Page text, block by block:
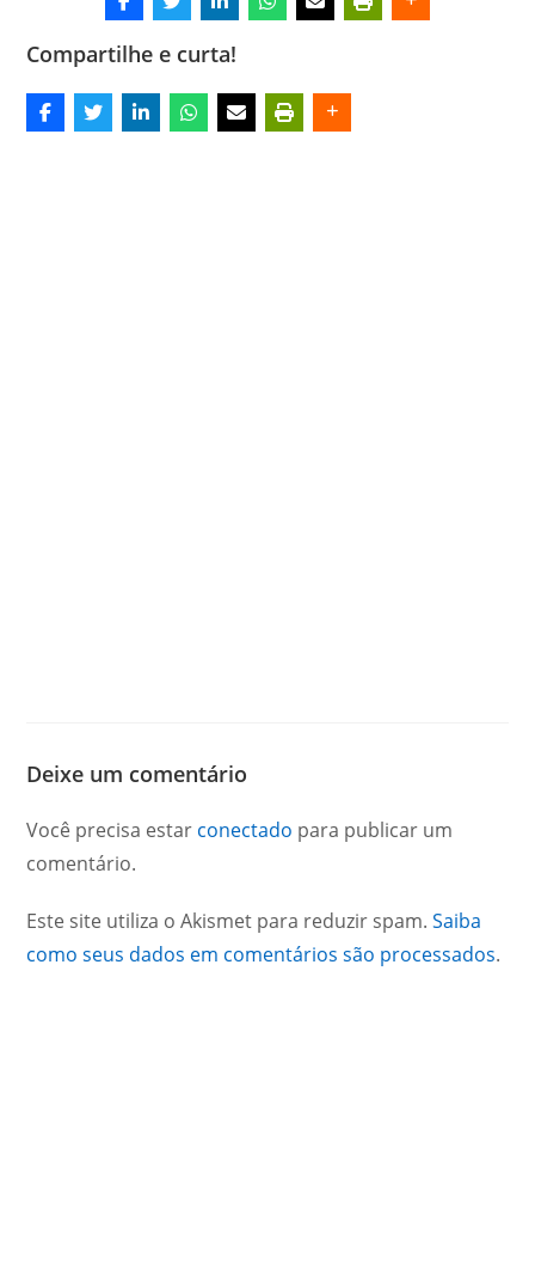
Compartilhe e curta!
Deixe um comentário
Você precisa estar conectado para publicar um
comentário.
Este site utiliza o Akismet para reduzir spam.Saiba
como seus dados em comentários são processados.